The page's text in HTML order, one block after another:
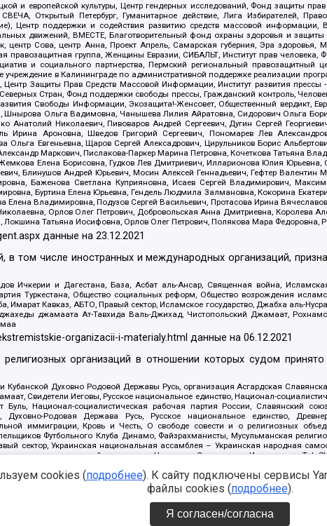
и европейской культуры, Центр гендерных исследований, Фонд защиты
Открытый Петербург, Гуманитарное действие, Лига Избирателей,
Центр поддержки и содействия развитию средств массовой
движений, ВМЕСТЕ, Благотворительный фонд охраны здоровья и
центр Сова, центр Анна, Проект Апрель, Самарская губерния, Эра
правозащитная группа, Женщины Евразии, СИБАЛЬТ, Институт прав человека,
и социального партнерства, Пермский региональный правозащитный
в Калининграде по административной поддержке реализации
Центр Защиты Прав Средств Массовой Информации, Институт развития
Стран, Фонд поддержки свободы прессы, Гражданский контроль,
Свободы Информации, Экозащита!-Женсовет, Общественный вердикт,
Ольга Вадимовна, Чанышева Лилия Айратовна, Сидорович Ольга
Анатолий Николаевич, Пивоваров Андрей Сергеевич, Дугин Сергей
Ирина Ароновна, Шведов Григорий Сергеевич, Пономарев Лев
Ольга Евгеньевна, Щаров Сергей Алексадрович, Цирульников Борис
Маркович, Пислакова-Паркер Марина Петровна, Кочеткова Татьяна
Елена Борисовна, Гудков Лев Дмитриевич, Илларионова Юлия
Блинушов Андрей Юрьевич, Мосин Алексей Геннадьевич, Гефтер
Баженова Светлана Куприяновна, Исаев Сергей Владимирович,
Буртина Елена Юрьевна, Гендель Людмила Залмановна, Кокорина
Владимировна, Подузов Сергей Васильевич, Протасова Ирина
Орлов Олег Петрович, Добровольская Анна Дмитриевна, Королева
Татьяна Иосифовна, Орлов Олег Петрович, Полякова Мара Федоровна,
данные на23.12.2021
том числе иностранных и международных организаций,
Ичкерии и Дагестана, База, Асбат аль-Ансар, Священная война,
Туркестана, Общество социальных реформ, Общество возрождения
Имарат Кавказ, АБТО, Правый сектор, Исламское государство, Джабха аль-
джамаата Ат-Тавхида Валь-Джихад, Чистопольский Джамаат, Рохнамо
organizacii-i-materialy.html данные на06.12.2021
организаций в отношении которых судом
Кубанской Духовно Родовой Державы Русь, организация Асгардская
Свидетели Иеговы, Русское национальное единство, Национал-
Национал-социалистическая рабочая партия России, Славянский
Родовая Держава Русь, Русское национальное единство,
иммиграции, Кровь и Честь, О свободе совести и о религиозных
Футбольного Клуба Динамо, Файзрахманисты, Мусульманская
сектор, Украинская национальная ассамблея – Украинская народная
последователей инглиизма, Народная Социальная Инициатива,
Державная, Сектор 16, Независимость, Фирма, Молодежная правозащитная
пансионат Ак Умут, Русская республика Русь, Арестантское
союз, Фонд борьбы с коррупцией, Фонд защиты прав граждан, Штабы
cookies (подробнее). К сайту подключены сервисы
файлы cookies (подробнее).
Я согласен/согласна